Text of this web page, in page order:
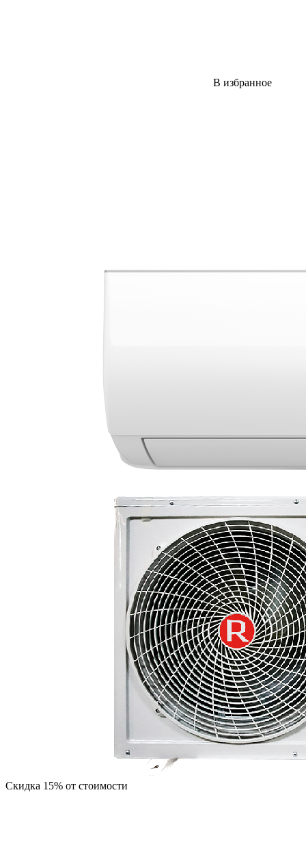
В избранное
Скидка 15% от стоимости